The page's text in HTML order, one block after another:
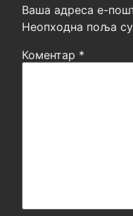
Ваша адреса е-
Неопходна поља
Коментар *